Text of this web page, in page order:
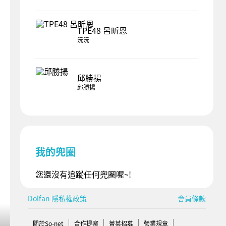
TPE48 呂昕恩
沅沅
邱勝揚
邱勝揚
我的兜圈
您還沒有追蹤任何兜圈喔~!
Dolfan 隱私權政策 會員條款
關於So-net 合作提案 菁英招募
營業規章